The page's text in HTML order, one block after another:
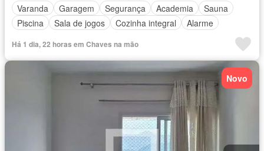
Varanda
Garagem Segurança Academia
Sauna
Piscina
Sala de jogos Cozinha integral Alarme
Há 1 dia, 22 horas em Chaves na mão
Novo